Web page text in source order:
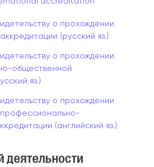
о прохождении
(русский яз.)
о прохождении
общественной
яз.)
о прохождении
(английский яз.)
деятельности